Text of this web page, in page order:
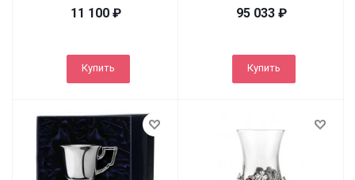
11 100₽
Купить
95 033₽
Купить